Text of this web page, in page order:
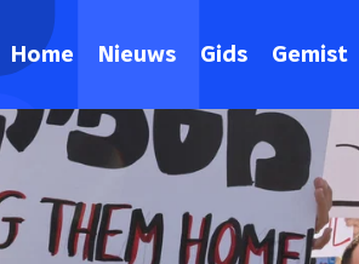
Home Nieuws Gids Gemist